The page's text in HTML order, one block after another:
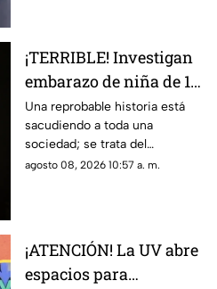
¡TERRIBLE! Investigan
embarazo de niña de 11
años; esto se sabe
(+VIDEO)
Una reprobable historia está
sacudiendo a toda una
sociedad; se trata del
embarazo de una niña de 11
agosto 08, 2026 10:57 a. m.
¡ATENCIÓN! La UV abre
espacios para